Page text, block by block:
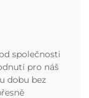
společnosti
pro náš
dobu bez